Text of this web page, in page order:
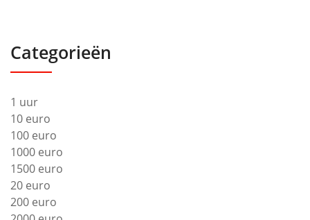
Categorieën
1 uur
10 euro
100 euro
1000 euro
1500 euro
20 euro
200 euro